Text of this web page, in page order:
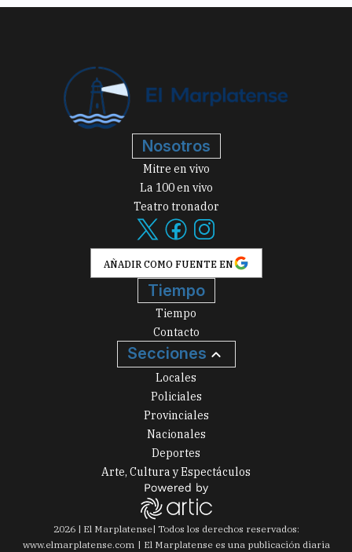
Nosotros
Mitre en vivo
La 100 en vivo
Teatro tronador
AÑADIR COMO FUENTE EN
Tiempo
Tiempo
Contacto
Secciones
Locales
Policiales
Provinciales
Nacionales
Deportes
Arte, Cultura y Espectáculos
2026| El Marplatense| Todos los derechos reservados:
www.elmarplatense.com El Marplatense es una publicación diaria